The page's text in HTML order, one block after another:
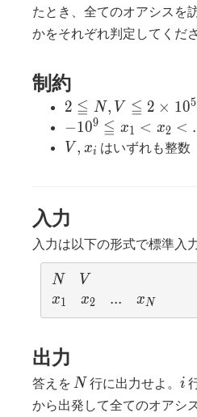
たとき、全てのオアシスを
かをそれぞれ判定してくださ
制約
2 ≦
N,V
≦ 2
2 ≦ N, V ≦ 2 × 105
-10^9≦
x_1 <
≦10^9
−109 ≦ x1 < x2 < .
V,
V , xi はいずれも整数
入力
入力は以下の形式で標準入
N
N V
V
x_1
x1 x_2
x2 ...
... x_{N}
xN
出力
答えを N
N 行に出力せよ。i
i
から出発して全てのオアシ